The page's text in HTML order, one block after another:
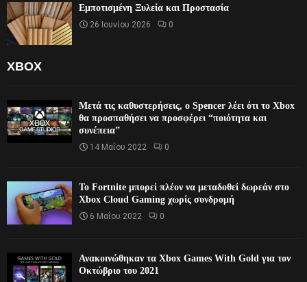
Εμποτισμένη Ξυλεία και Προστασία
26 Ιουνίου 2026 0
XBOX
Μετά τις καθυστερήσεις, ο Spencer λέει ότι το Xbox
θα προσπαθήσει να προσφέρει “ποιότητα και
συνέπεια”
14 Μαΐου 2022 0
Το Fortnite μπορεί πλέον να μεταδοθεί δωρεάν στο
Xbox Cloud Gaming χωρίς συνδρομή
6 Μαΐου 2022 0
Ανακοινώθηκαν τα Xbox Games With Gold για τον
Οκτώβριο του 2021